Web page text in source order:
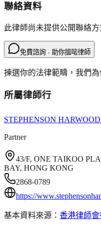
聯絡資料
此律師尚未提供公開聯絡方
免費諮詢 · 助你搵啱律師
揀選你的法律範疇，我們為
所屬律師行
STEPHENSON HARWOOD
Partner
43/F, ONE TAIKOO
BAY, HONG KONG
2868-0789
https://
基本資料來源： 香港律師